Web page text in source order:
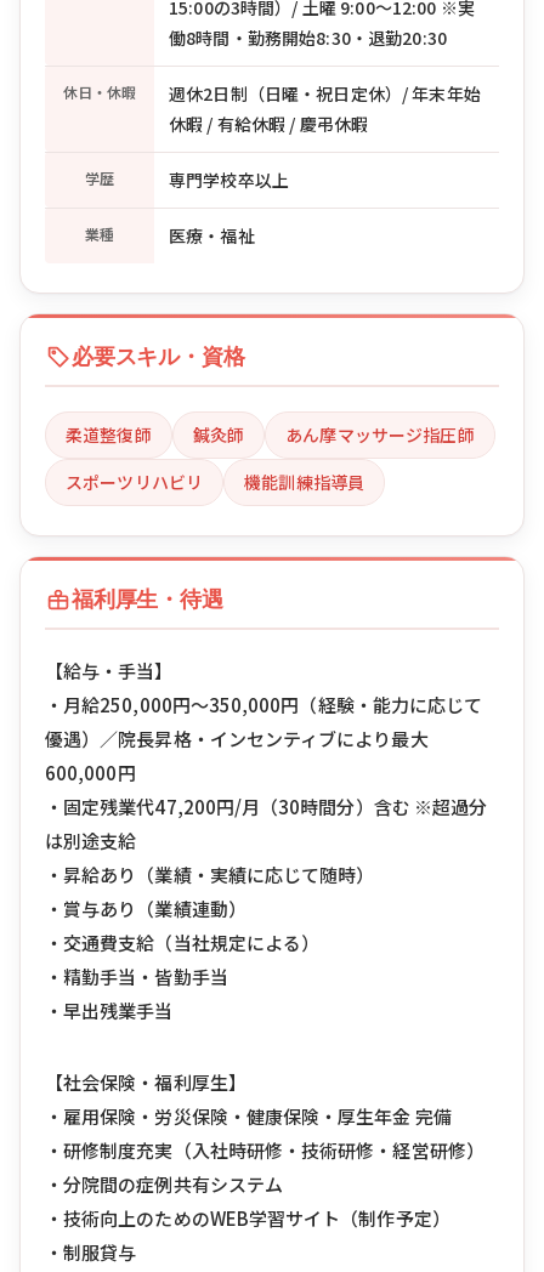
15:00の3時間）/ 土曜 9:00〜12:00 ※実
働8時間・勤務開始8:30・退勤20:30
休日・休暇
週休2日制（日曜・祝日定休）/ 年末年始
休暇 / 有給休暇 / 慶弔休暇
学歴 専門学校卒以上
業種 医療・福祉
必要スキル・資格
柔道整復師 鍼灸師
あん摩マッサージ指圧師
スポーツリハビリ
機能訓練指導員
福利厚生・待遇
【給与・手当】
・月給250,000円〜350,000円（経験・能力に応じて
優遇）／院長昇格・インセンティブにより最大
600,000円
・固定残業代47,200円/月（30時間分）含む ※超過分
は別途支給
・昇給あり（業績・実績に応じて随時）
・賞与あり（業績連動）
・交通費支給（当社規定による）
・精勤手当・皆勤手当
・早出残業手当
【社会保険・福利厚生】
・雇用保険・労災保険・健康保険・厚生年金 完備
・研修制度充実（入社時研修・技術研修・経営研修）
・分院間の症例共有システム
・技術向上のためのWEB学習サイト（制作予定）
・制服貸与